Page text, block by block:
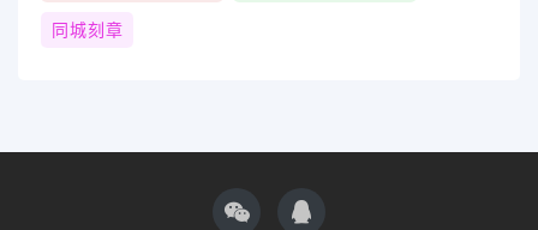
同城刻章